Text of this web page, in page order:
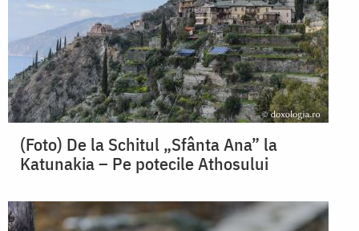
(Foto) De la Schitul „Sfânta Ana” la
Katunakia – Pe potecile Athosului